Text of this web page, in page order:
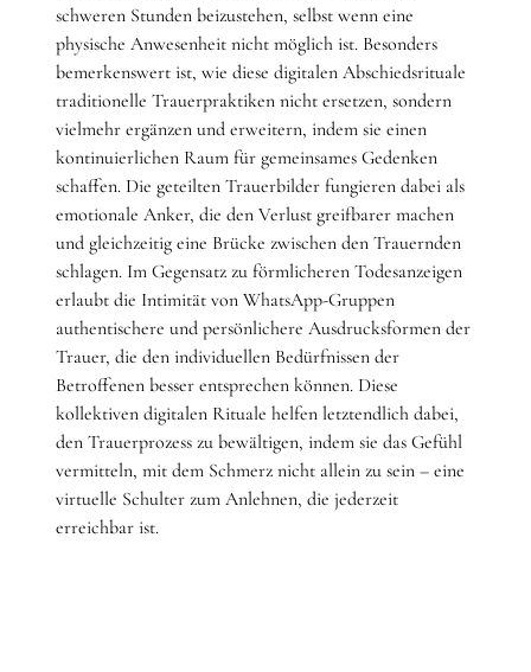
schweren Stunden beizustehen, selbst wenn eine
physische Anwesenheit nicht möglich ist. Besonders
bemerkenswert ist, wie diese digitalen Abschiedsrituale
traditionelle Trauerpraktiken nicht ersetzen, sondern
vielmehr ergänzen und erweitern, indem sie einen
kontinuierlichen Raum für gemeinsames Gedenken
schaffen. Die geteilten Trauerbilder fungieren dabei als
emotionale Anker, die den Verlust greifbarer machen
und gleichzeitig eine Brücke zwischen den Trauernden
schlagen. Im Gegensatz zu förmlicheren Todesanzeigen
erlaubt die Intimität von WhatsApp-Gruppen
authentischere und persönlichere Ausdrucksformen der
Trauer, die den individuellen Bedürfnissen der
Betroffenen besser entsprechen können. Diese
kollektiven digitalen Rituale helfen letztendlich dabei,
den Trauerprozess zu bewältigen, indem sie das Gefühl
vermitteln, mit dem Schmerz nicht allein zu sein – eine
virtuelle Schulter zum Anlehnen, die jederzeit
erreichbar ist.